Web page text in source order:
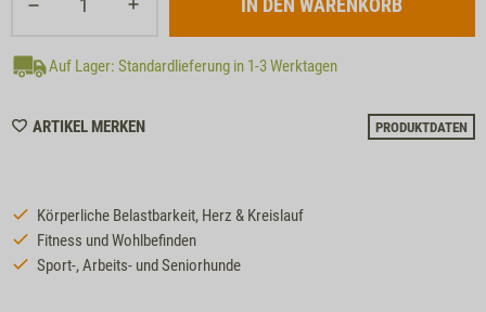
Auf Lager: Standardlieferung in 1-3 Werktagen
ARTIKEL MERKENWISHLIST
PRODUKTDATEN
Körperliche Belastbarkeit, Herz & Kreislauf
Fitness und Wohlbefinden
Sport-, Arbeits- und Seniorhunde